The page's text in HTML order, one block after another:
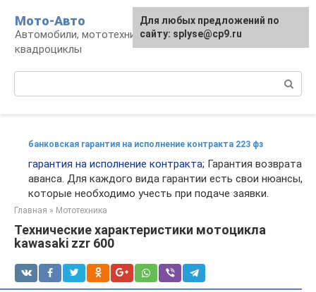
контенту
Мото-Авто
Автомобили, мототехника, снегоходы,
квадроциклы
банковская гарантия на исполнение контракта 223 фз
гарантия на исполнение контракта; Гарантия возврата
аванса. Для каждого вида гарантии есть свои нюансы,
которые необходимо учесть при подаче заявки.
Главная » Мототехника
Технические характеристики мотоцикла
kawasaki zzr 600
Для любых предложений по
сайту: splyse@cp9.ru